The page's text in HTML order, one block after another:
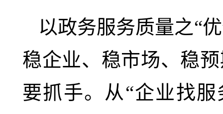
以政务服务质量之“
稳企业、稳市场、稳
要抓手。从“企业找